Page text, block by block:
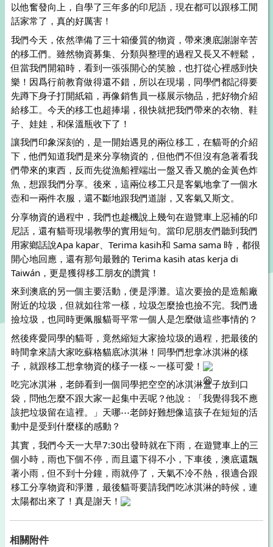
以他奮發向上，自學了三年多的印尼語，現在都可以跟移工閒
話家常了，真的好厲害！
我們今天，依然準備了三十箱優質的物資，帶來澳底謝謝辛苦
的移工們。雖然物資募集、分類與整理的過程又長又不輕鬆，
但當我們開箱時，看到一張張開心的笑臉，也打從心裡感到快
樂！因爲行前教育做得還不錯，所以在現場，同學們都記得要
先蹲下身子打開紙箱，再像銷售員一樣展示物品，把好物介紹
給移工。今天的移工也超捧場，很快就把我們帶來的衣物、鞋
子、娃娃，和保溫瓶收下了！
讓我們印象深刻的，是一開始遇見的兩位移工，在貓哥的介紹
下，他們知道我們是來分享物資的，但他們不但沒有急著看我
們帶來的東西，反而先從漁船裡端出一盤又香又脆的金黃色炸
魚，想跟我們分享。後來，這兩位移工只是客氣地拿了一個水
壺和一兩件衣服，還不斷地跟我們道謝，又客氣又斯文。
分享物資的過程中，我們也趁機說上幾句在遊覽車上惡補的印
尼話，還有貓哥現場教學的實用短句。當印尼朋友們聽到我們
用家鄉話說Apa kapar、Terima kasih和 Sama sama 時，都很
開心地回應，還有那句最難的 Terima kasih atas kerja di
Taiwán，更是獲得移工朋友的讚賞！
來到澳底的另一個主要活動，便是淨灘。這次要撿的是造船廠
附近的垃圾，但就如往常一樣，垃圾怎麼撿也撿不完。我們邊
撿垃圾，也同時更佩服貓哥平常一個人是怎麼做這些事情的？
然後疼愛同學的貓哥，竟然縮短大家撿垃圾的過程，把最後的
時間拿來請大家吃蘇格貓底冰淇淋！同學們想拿冰淇淋的樣
子，就跟移工想拿物資的樣子一樣～一樣可愛！
吃完冰淇淋，老師看到一個同學把空空的冰淇淋盒子放到口
袋，問他怎麼不跟大家一起集中丟呢？他說：「我覺得我不應
該把垃圾留在這裡。」天哪⋯老師好難想像這孩子在短短的活
動中是受到什麼樣的感動？
其實，我們今天一大早7:30出發時就在下雨，在遊覽車上的三
個小時，雨也下個不停，而且還下得不小，下車後，澳底還飄
著小雨，但不到十分鐘，雨就停了，天氣不冷不熱，很適合跟
移工分享物資和淨灘，最後貓哥要請我們吃冰淇淋的時候，連
太陽都出來了！真是謝天！
相關附件